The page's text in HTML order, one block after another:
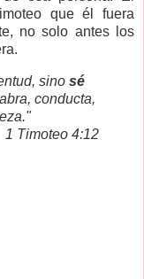
que él fuera
no solo antes los
sino sé
conducta,
1 Timoteo 4:12